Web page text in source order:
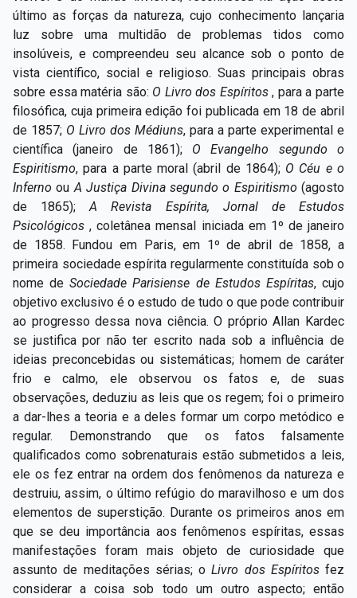
último as forças da natureza, cujo conhecimento lançaria
luz sobre uma multidão de problemas tidos como
insolúveis, e compreendeu seu alcance sob o ponto de
vista científico, social e religioso. Suas principais obras
sobre essa matéria são: O Livro dos Espíritos, para a parte
filosófica, cuja primeira edição foi publicada em 18 de abril
de 1857; O Livro dos Médiuns, para a parte experimental e
científica (janeiro de 1861); O
Evangelho segundo o
Espiritismo, para a parte moral (abril de 1864); O Céu e o
InfernoouA Justiça Divina segundo o Espiritismo (agosto
de 1865);A Revista Espírita, Jornal de Estudos
Psicológicos, coletânea mensal iniciada em 1º de janeiro
de 1858. Fundou em Paris, em 1º de abril de 1858, a
primeira sociedade espírita regularmente constituída sob o
nome deSociedade Parisiense de Estudos Espíritas, cujo
objetivo exclusivo é o estudo de tudo o que pode contribuir
ao progresso dessa nova ciência. O próprio Allan Kardec
se justifica por não ter escrito nada sob a influência de
ideias preconcebidas ou sistemáticas; homem de caráter
frio e calmo, ele observou os fatos e, de suas
observações, deduziu as leis que os regem; foi o primeiro
a dar-lhes a teoria e a deles formar um corpo metódico e
regular. Demonstrando que os fatos falsamente
qualificados como sobrenaturais estão submetidos a leis,
ele os fez entrar na ordem dos fenômenos da natureza e
destruiu, assim, o último refúgio do maravilhoso e um dos
elementos de superstição. Durante os primeiros anos em
que se deu importância aos fenômenos espíritas, essas
manifestações foram mais objeto de curiosidade que
assunto de meditações sérias; oLivro dos Espíritosfez
considerar a coisa sob todo um outro aspecto; então